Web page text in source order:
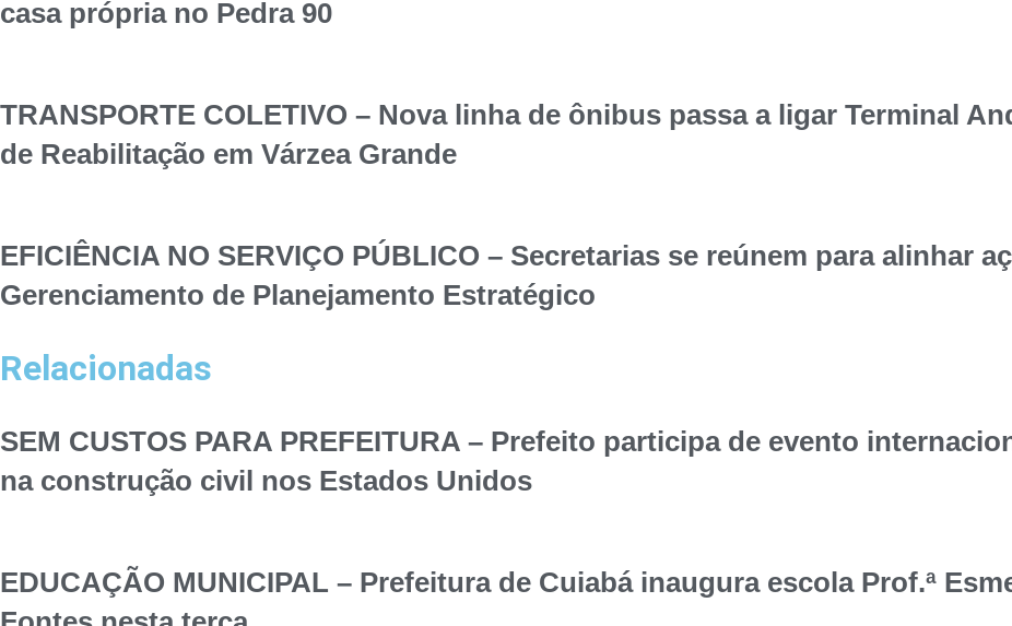
casa própria no Pedra 90
TRANSPORTE COLETIVO – Nova linha de ônibus passa a ligar Terminal
de Reabilitação em Várzea Grande
EFICIÊNCIA NO SERVIÇO PÚBLICO – Secretarias se reúnem para alinhar
Gerenciamento de Planejamento Estratégico
Relacionadas
SEM CUSTOS PARA PREFEITURA – Prefeito participa de evento
na construção civil nos Estados Unidos
EDUCAÇÃO MUNICIPAL – Prefeitura de Cuiabá inaugura escola Prof.ª